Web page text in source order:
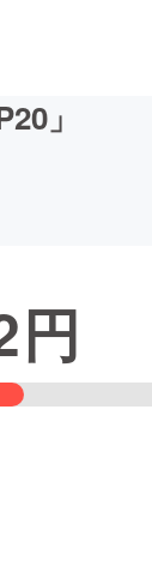
ファッション
」
円